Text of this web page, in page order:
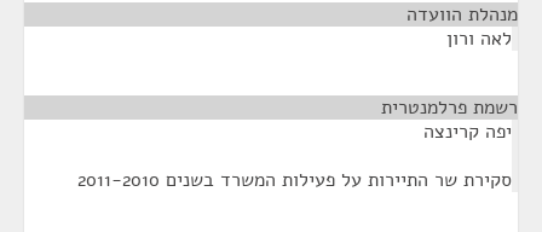
מנהלת הוועדה
לאה ורון
רשמת פרלמנטרית
יפה קרינצה
סקירת שר התיירות על פעילות המשרד בשנים 2011-2010